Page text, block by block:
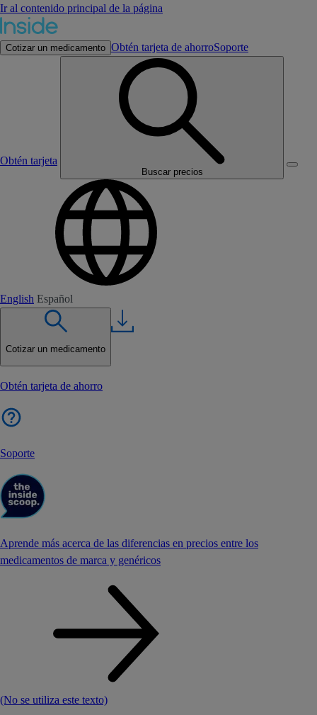
Ir al contenido principal de la página
Cotizar un medicamento Obtén tarjeta de ahorroSoporte
Obtén tarjeta
Buscar precios
English Español
Cotizar un medicamento
Obtén tarjeta de ahorro
Soporte
Aprende más acerca de las diferencias en precios entre los
medicamentos de marca y genéricos
(No se utiliza este texto)